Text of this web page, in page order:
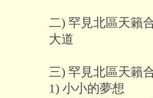
二) 罕見北區天籟
大道
三) 罕見北區天籟
1) 小小的夢想